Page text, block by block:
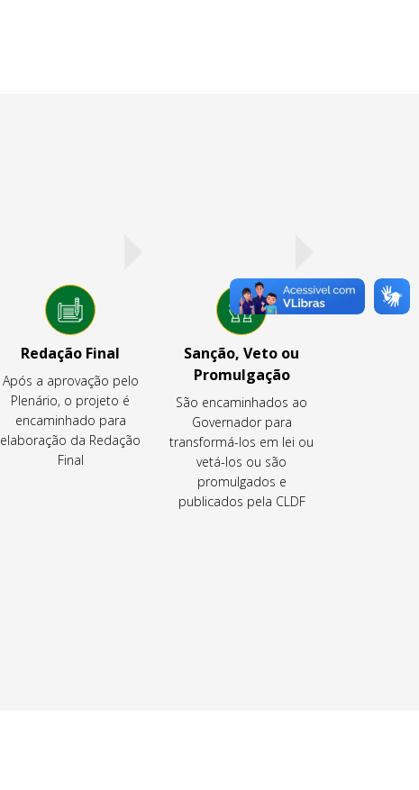
Redação Final
Após a aprovação pelo
Plenário, o projeto é
encaminhado para
elaboração da Redação
Final
Sanção, Veto ou
Promulgação
São encaminhados ao
Governador para
transformá-los em lei ou
vetá-los ou são
promulgados e
publicados pela CLDF